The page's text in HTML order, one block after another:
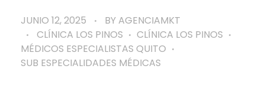
JUNIO 12, 2025 BYAGENCIAMKT
CLÍNICA LOS PINOS
CLÍNICA LOS PINOS
MÉDICOS ESPECIALISTAS QUITO
SUB ESPECIALIDADES MÉDICAS